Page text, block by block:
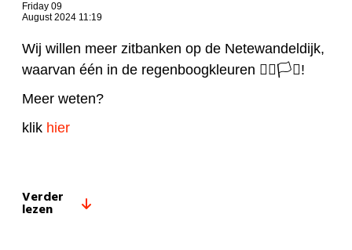
Friday 09
August 2024 11:19
Wij willen meer zitbanken op de Netewandeldijk,
waarvan één in de regenboogkleuren 🏳️‍🌈🏳️‍⚧️!
Meer weten?
klik hier
Verder
lezen